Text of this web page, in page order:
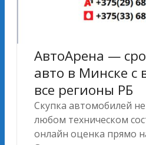
АвтоАрена —
авто в Минске с
все регионы РБ
Скупка автомобилей
любом техническом
онлайн оценка прямо